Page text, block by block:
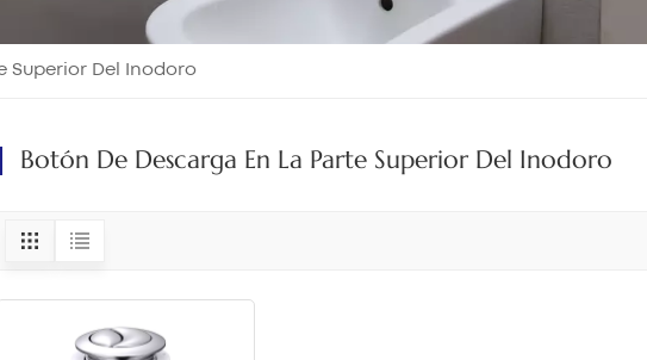
Superior Del Inodoro
Botón De Descarga En La Parte Superior Del Inodoro